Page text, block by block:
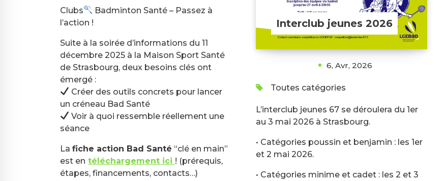
Clubs
Badminton Santé – Passez à
l’action !
Suite à la soirée d’informations du 11
décembre 2025 à la Maison Sport Santé
de Strasbourg, deux besoins clés ont
émergé :
Créer des outils concrets pour lancer
un créneau Bad Santé
Voir à quoi ressemble réellement une
séance
La fiche action Bad Santé “clé en main”
est en téléchargement ici ! (prérequis,
étapes, financements, contacts…)
Interclub jeunes 2026
6, Avr, 2026
Toutes catégories
L’interclub jeunes 67 se déroulera du 1er
au 3 mai 2026 à Strasbourg.
• Catégories poussin et benjamin : les 1er
et 2 mai 2026.
• Catégories minime et cadet : les 2 et 3